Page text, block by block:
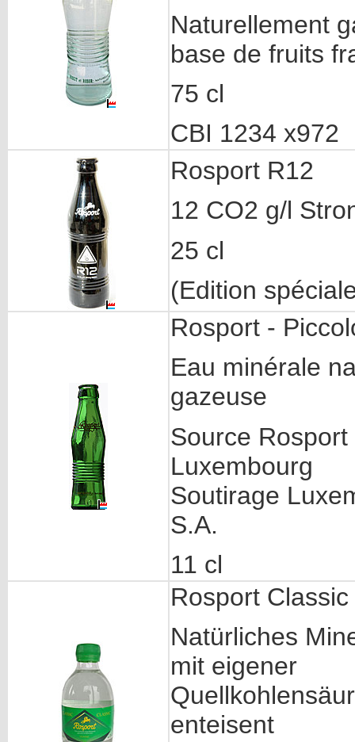
Naturellement
base de fruits
75 cl
CBI 1234 x972
Rosport R12
12 CO2 g/l
25 cl
(Edition
Rosport -
Eau minérale
gazeuse
Source Rosport
Luxembourg
Soutirage
S.A.
11 cl
Rosport Classic
Natürliches
mit eigener
enteisent